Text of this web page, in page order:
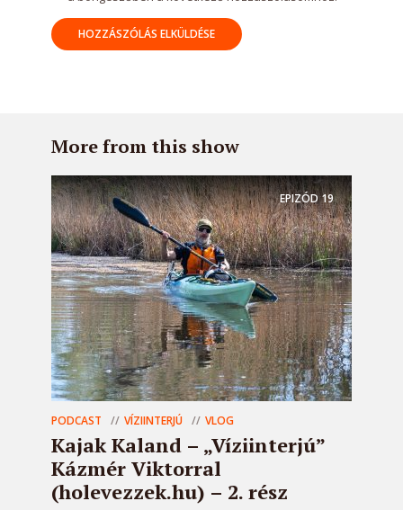
More from this show
EPIZÓD19
PODCAST VÍZIINTERJÚ VLOG
Kajak Kaland – „Víziinterjú”
Kázmér Viktorral
(holevezzek.hu) – 2. rész